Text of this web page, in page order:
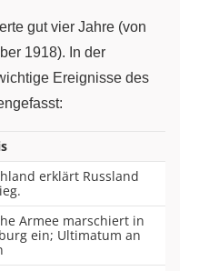
gut vier Jahre (von
1918). In der
Ereignisse des
erklärt Russland
Armee marschiert in
ein; Ultimatum an